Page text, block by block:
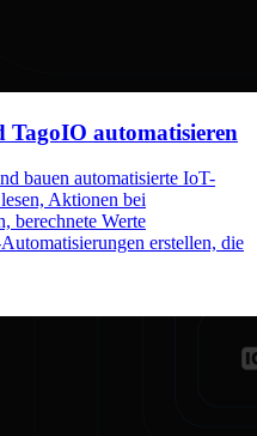
automatisieren
bauen automatisierte IoT-
Aktionen bei
berechnete Werte
erstellen, die